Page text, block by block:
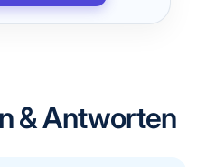
& Antworten